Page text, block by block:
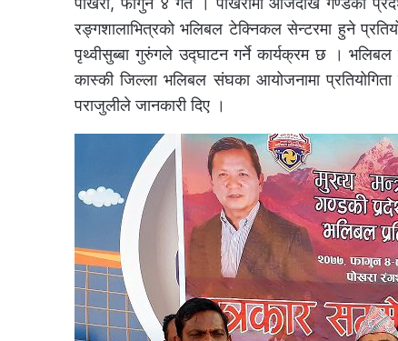
रङ्गशालाभित्रको भलिबल टेक्निकल सेन्टरमा हुने
पृथ्वीसुब्बा गुरुंगले उद्घाटन गर्ने कार्यक्रम छ ।
कास्की जिल्ला भलिबल संघका आयोजनामा
पराजुलीले जानकारी दिए ।